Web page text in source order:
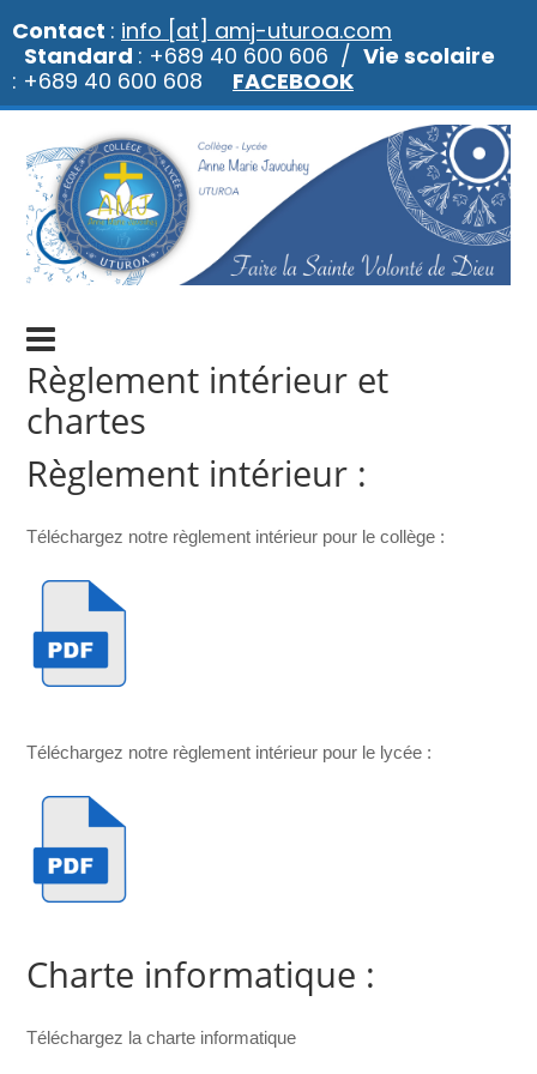
Règlement intérieur et
chartes
Règlement intérieur :
Téléchargez notre règlement intérieur pour le collège :
Téléchargez notre règlement intérieur pour le lycée :
Charte informatique :
Téléchargez la charte informatique
Contact : info [at] amj-uturoa.com
Standard : +689 40 600 606 / Vie scolaire
: +689 40 600 608 FACEBOOK